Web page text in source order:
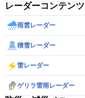
レーダーコンテンツ
雨雲レーダー
積雪レーダー
雷レーダー
ゲリラ雷雨レーダー